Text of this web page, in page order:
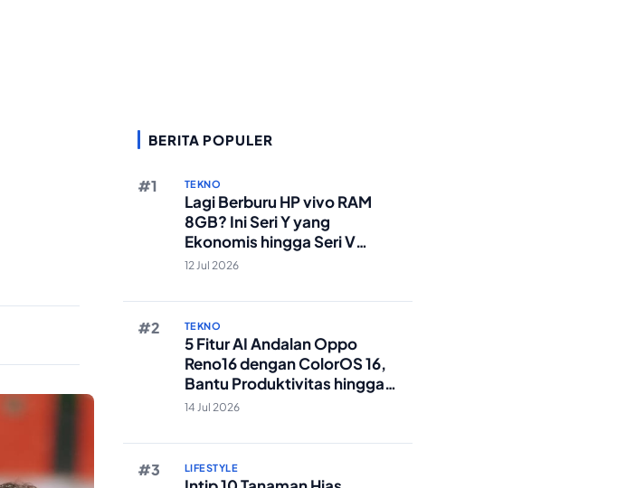
BERITA POPULER
TEKNO
Lagi Berburu HP vivo RAM
8GB? Ini Seri Y yang
Ekonomis hingga Seri V
Berstandar Militer!
12 Jul 2026
TEKNO
5 Fitur AI Andalan Oppo
Reno16 dengan ColorOS 16,
Bantu Produktivitas hingga
Edit Foto Lebih Praktis
14 Jul 2026
LIFESTYLE